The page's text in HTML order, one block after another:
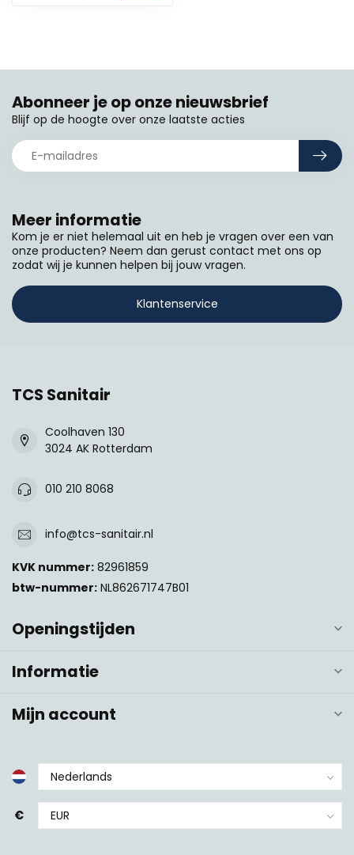
Meer informatie
Kom je er niet helemaal uit en heb je vragen over een van
onze producten? Neem dan gerust contact met ons op
zodat wij je kunnen helpen bij jouw vragen.
Klantenservice
Abonneer je op onze nieuwsbrief
Blijf op de hoogte over onze laatste acties
TCS Sanitair
Coolhaven 130
3024 AK Rotterdam
010 210 8068
info@tcs-sanitair.nl
KVK nummer: 82961859
btw-nummer: NL862671747B01
Openingstijden
Informatie
Mijn account
€